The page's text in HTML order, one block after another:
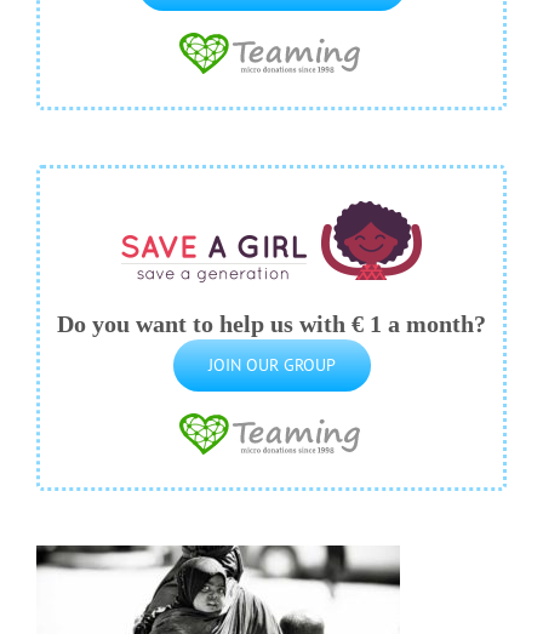
Do you want to help us with € 1 a month?
JOIN OUR GROUP